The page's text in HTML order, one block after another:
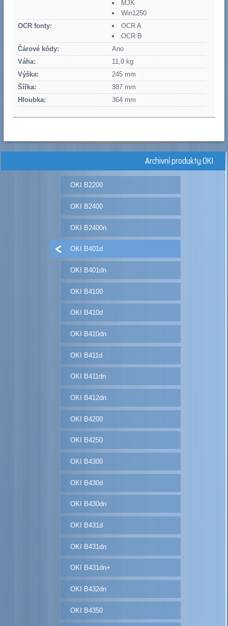
MJK
Win1250
OCR fonty:
OCR A
OCR B
Čárové kódy:
Ano
Váha:
11,0 kg
Výška:
245 mm
Šířka:
387 mm
Hloubka:
364 mm
Archivní produkty OKI
OKI B2200
OKI B2400
OKI B2400n
OKI B401d
OKI B401dn
OKI B4100
OKI B410d
OKI B410dn
OKI B411d
OKI B411dn
OKI B412dn
OKI B4200
OKI B4250
OKI B4300
OKI B430d
OKI B430dn
OKI B431d
OKI B431dn
OKI B431dn+
OKI B432dn
OKI B4350